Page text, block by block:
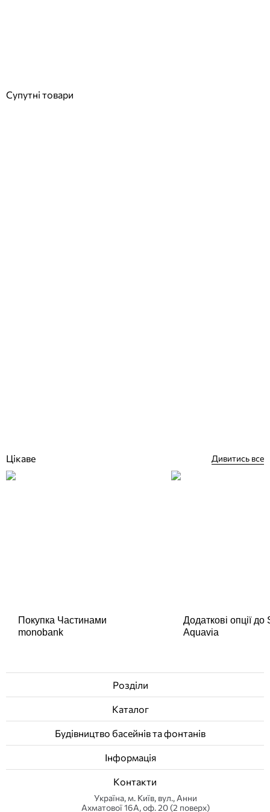
Супутні товари
Цікаве Дивитись все
Покупка Частинами
monobank
Додаткові опції
Aquavia
Розділи
Каталог
Будівництво басейнів та фонтанів
Інформація
Контакти
Українa, м. Київ, вул., Анни
Ахматової 16А, оф. 20 (2 поверх)